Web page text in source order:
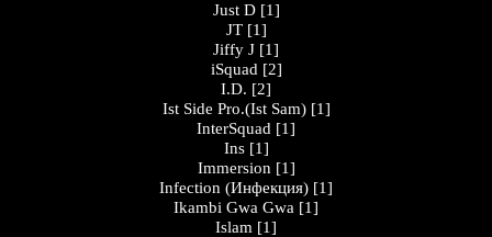
Just D [1]
JT [1]
Jiffy J [1]
iSquad [2]
I.D. [2]
Ist Side Pro.(Ist Sam) [1]
InterSquad [1]
Ins [1]
Immersion [1]
Infection (Инфекция) [1]
Ikambi Gwa Gwa [1]
Islam [1]